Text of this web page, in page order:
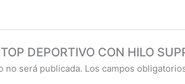
DEPORTIVO CON HILO
no será publicada. Los campos